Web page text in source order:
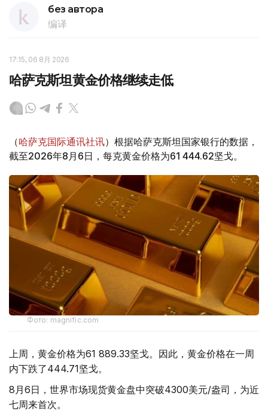
без автора
编译
17:15, 06 8月 2026
哈萨克斯坦黄金价格继续走低
（哈萨克国际通讯社讯）根据哈萨克斯坦国家银行的数据，
截至2026年8月6日，每克黄金价格为61 444.62坚戈。
Фото: magnific.com
上周，黄金价格为61 889.33坚戈。因此，黄金价格在一周
内下跌了444.71坚戈。
8月6日，世界市场现货黄金盘中突破4300美元/盎司，为近
七周来首次。